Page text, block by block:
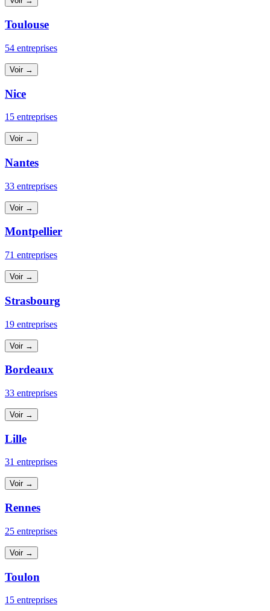
Toulouse
54 entreprises
Voir →
Nice
15 entreprises
Voir →
Nantes
33 entreprises
Voir →
Montpellier
71 entreprises
Voir →
Strasbourg
19 entreprises
Voir →
Bordeaux
33 entreprises
Voir →
Lille
31 entreprises
Voir →
Rennes
25 entreprises
Voir →
Toulon
15 entreprises